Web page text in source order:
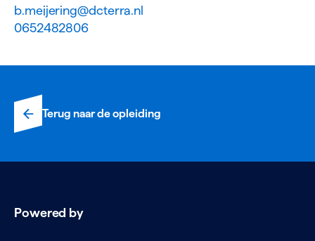
b.meijering@dcterra.nl
0652482806
Terug naar de opleiding
Powered by